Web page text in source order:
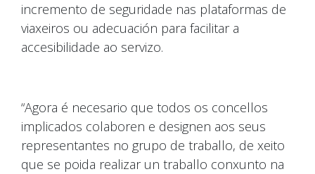
incremento de seguridade nas plataformas de
viaxeiros ou adecuación para facilitar a
accesibilidade ao servizo.
“Agora é necesario que todos os concellos
implicados colaboren e designen aos seus
representantes no grupo de traballo, de xeito
que se poida realizar un traballo conxunto na